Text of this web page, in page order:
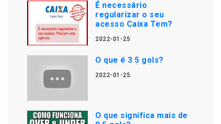
É necessário
regularizar o seu
acesso Caixa Tem?
2022-01-25
O que é 3 5 gols?
2022-01-25
O que significa mais de